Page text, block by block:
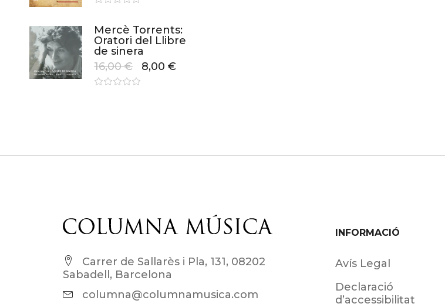
Mercè Torrents:
Oratori del Llibre
de sinera
16,00€ 8,00 €
Carrer de Sallarès i Pla, 131, 08202
Sabadell, Barcelona
columna@columnamusica.com
INFORMACIÓ
Avís Legal
Declaració
d’accessibilitat